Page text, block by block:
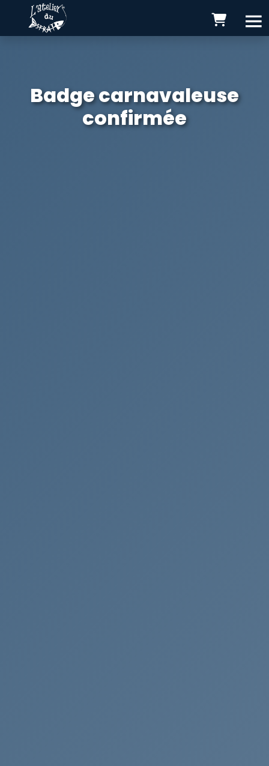
Badge carnavaleuse
confirmée